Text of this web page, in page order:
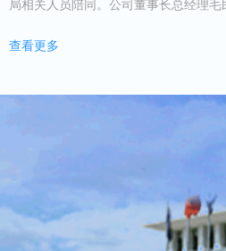
相关人员陪同。公司董事长总经理毛民
，创...
看更多